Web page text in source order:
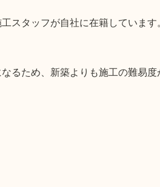
スタッフが自社に在籍していま
るため、新築よりも施工の難易